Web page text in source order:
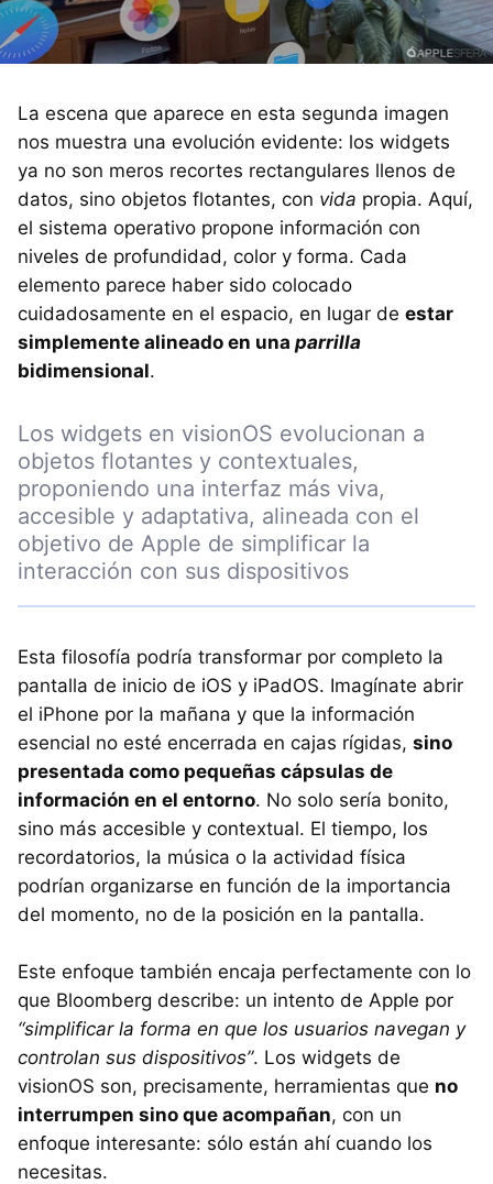
La escena que aparece en esta segunda imagen
nos muestra una evolución evidente: los widgets
ya no son meros recortes rectangulares llenos de
datos, sino objetos flotantes, con vida propia. Aquí,
el sistema operativo propone información con
niveles de profundidad, color y forma. Cada
elemento parece haber sido colocado
cuidadosamente en el espacio, en lugar de estar
simplemente alineado en una parrilla
bidimensional.
Los widgets en visionOS evolucionan a
objetos flotantes y contextuales,
proponiendo una interfaz más viva,
accesible y adaptativa, alineada con el
objetivo de Apple de simplificar la
interacción con sus dispositivos
Esta filosofía podría transformar por completo la
pantalla de inicio de iOS y iPadOS. Imagínate abrir
el iPhone por la mañana y que la información
esencial no esté encerrada en cajas rígidas, sino
presentada como pequeñas cápsulas de
información en el entorno. No solo sería bonito,
sino más accesible y contextual. El tiempo, los
recordatorios, la música o la actividad física
podrían organizarse en función de la importancia
del momento, no de la posición en la pantalla.
Este enfoque también encaja perfectamente con lo
que Bloomberg describe: un intento de Apple por
“simplificar la forma en que los usuarios navegan y
controlan sus dispositivos”. Los widgets de
visionOS son, precisamente, herramientas que no
interrumpen sino que acompañan, con un
enfoque interesante: sólo están ahí cuando los
necesitas.